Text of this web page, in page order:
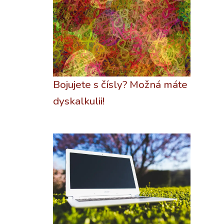
Bojujete s čísly? Možná máte
dyskalkulii!